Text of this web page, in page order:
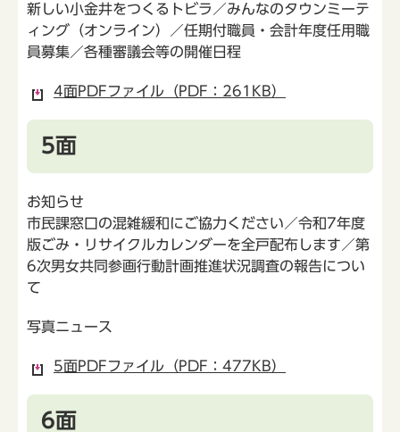
新しい小金井をつくるトビラ／みんなのタウンミーテ
ィング（オンライン）／任期付職員・会計年度任用職
員募集／各種審議会等の開催日程
4面PDFファイル（PDF：261KB）
5面
お知らせ
市民課窓口の混雑緩和にご協力ください／令和7年度
版ごみ・リサイクルカレンダーを全戸配布します／第
6次男女共同参画行動計画推進状況調査の報告につい
て
写真ニュース
5面PDFファイル（PDF：477KB）
6面